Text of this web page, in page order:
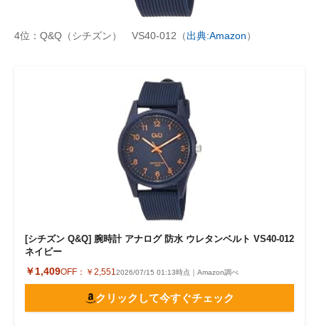
4位：Q&Q（シチズン） VS40-012（出典:Amazon）
[シチズン Q&Q] 腕時計 アナログ 防水 ウレタンベルト VS40-012
ネイビー
￥1,409OFF： ￥2,5512026/07/15 01:13時点｜Amazon調べ
クリックして今すぐチェック